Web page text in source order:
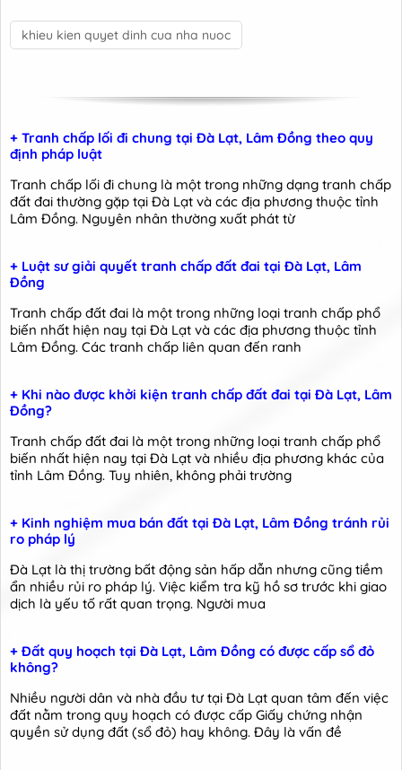
khieu kien quyet dinh cua nha nuoc
+ Tranh chấp lối đi chung tại Đà Lạt, Lâm Đồng theo quy
định pháp luật
Tranh chấp lối đi chung là một trong những dạng tranh chấp
đất đai thường gặp tại Đà Lạt và các địa phương thuộc tỉnh
Lâm Đồng. Nguyên nhân thường xuất phát từ
+ Luật sư giải quyết tranh chấp đất đai tại Đà Lạt, Lâm
Đồng
Tranh chấp đất đai là một trong những loại tranh chấp phổ
biến nhất hiện nay tại Đà Lạt và các địa phương thuộc tỉnh
Lâm Đồng. Các tranh chấp liên quan đến ranh
+ Khi nào được khởi kiện tranh chấp đất đai tại Đà Lạt, Lâm
Đồng?
Tranh chấp đất đai là một trong những loại tranh chấp phổ
biến nhất hiện nay tại Đà Lạt và nhiều địa phương khác của
tỉnh Lâm Đồng. Tuy nhiên, không phải trường
+ Kinh nghiệm mua bán đất tại Đà Lạt, Lâm Đồng tránh rủi
ro pháp lý
Đà Lạt là thị trường bất động sản hấp dẫn nhưng cũng tiềm
ẩn nhiều rủi ro pháp lý. Việc kiểm tra kỹ hồ sơ trước khi giao
dịch là yếu tố rất quan trọng. Người mua
+ Đất quy hoạch tại Đà Lạt, Lâm Đồng có được cấp sổ đỏ
không?
Nhiều người dân và nhà đầu tư tại Đà Lạt quan tâm đến việc
đất nằm trong quy hoạch có được cấp Giấy chứng nhận
quyền sử dụng đất (sổ đỏ) hay không. Đây là vấn đề